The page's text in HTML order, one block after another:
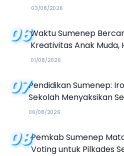
03/08/2026
06Waktu Sumenep
Kreativitas Anak Muda,
Industri Kreatif
01/08/2026
07Pendidikan Sumenep:
Sekolah Menyaksikan
Kalender Event 2026
06/08/2026
08Pemkab Sumenep
Voting untuk Pilkades